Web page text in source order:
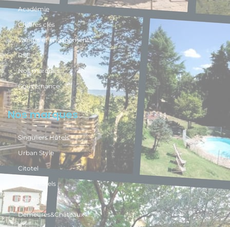
Académie
Chiffres clés
Valeurs et engagements
RSE
Nos marques
Gouvernance
Nos marques
Singuliers Hôtels
Urban Style
Citotel
Logis Hôtels
Teritoria
Demeures&Châteaux